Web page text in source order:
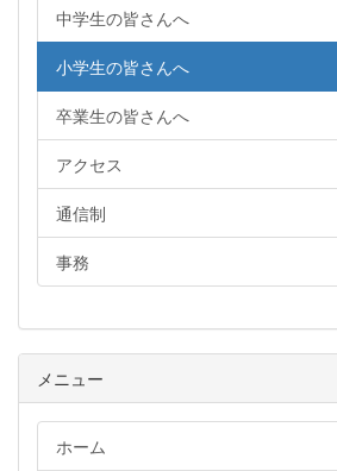
中学生の皆さんへ
小学生の皆さんへ
卒業生の皆さんへ
アクセス
通信制
事務
メニュー
ホーム